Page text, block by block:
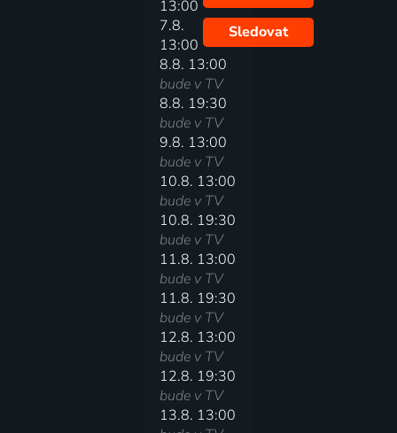
13:00
7.8.
13:00
Sledovat
8.8. 13:00
bude v TV
8.8. 19:30
bude v TV
9.8. 13:00
bude v TV
10.8. 13:00
bude v TV
10.8. 19:30
bude v TV
11.8. 13:00
bude v TV
11.8. 19:30
bude v TV
12.8. 13:00
bude v TV
12.8. 19:30
bude v TV
13.8. 13:00